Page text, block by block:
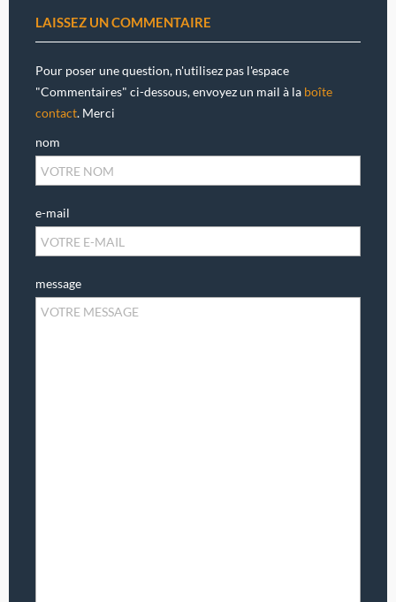
LAISSEZ UN COMMENTAIRE
Pour poser une question, n'utilisez pas l'espace
"Commentaires" ci-dessous, envoyez un mail à la boîte
contact. Merci
nom
e-mail
message